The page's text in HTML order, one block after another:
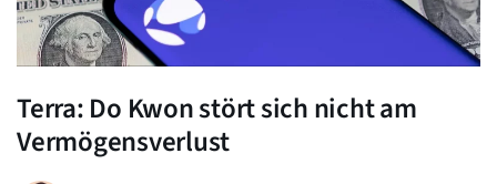
Terra: Do Kwon stört sich nicht am
Vermögensverlust